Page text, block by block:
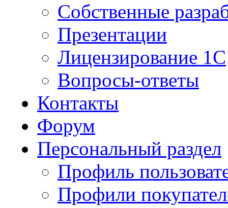
Собственные
Презентации
Лицензирование 1С
Вопросы-ответы
Контакты
Форум
Персональный раздел
Профиль
Профили